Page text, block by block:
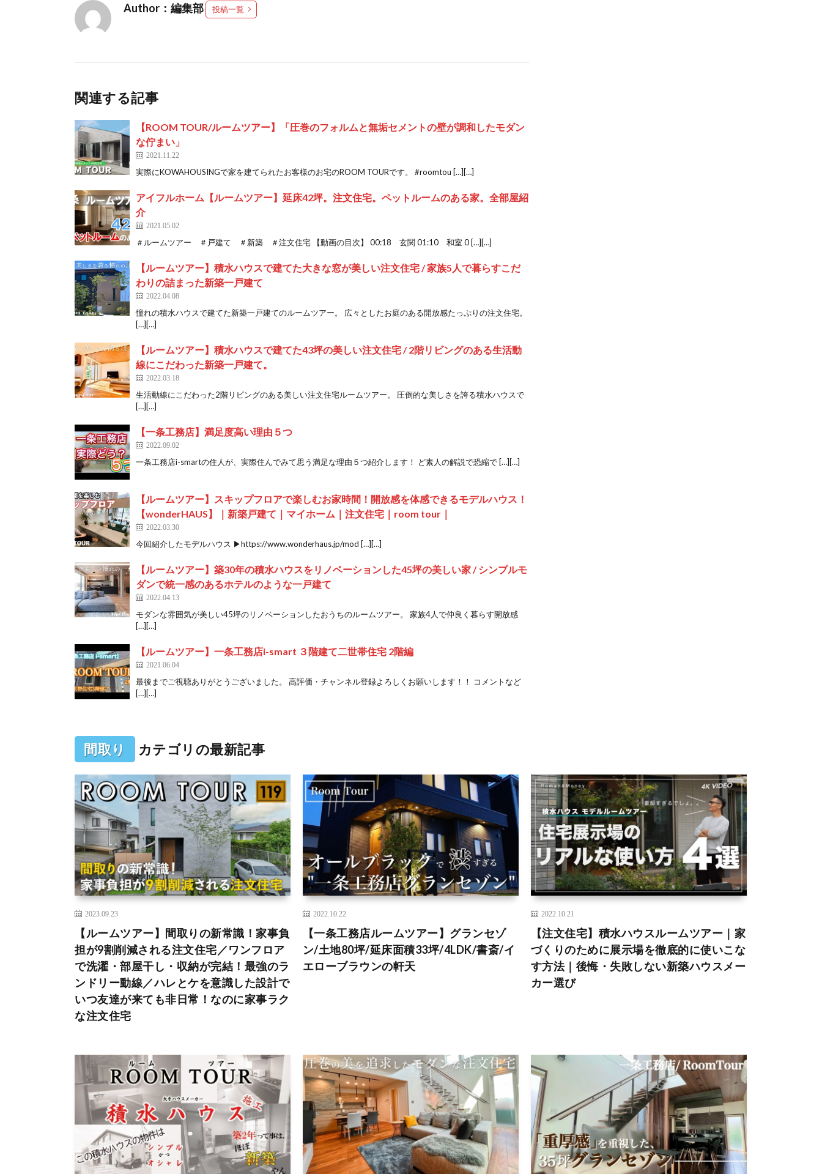
Author：編集部 投稿一覧
関連する記事
【ROOM TOUR/ルームツアー】「圧巻のフォルムと無垢セメントの壁が調和したモダン
な佇まい」
2021.11.22
実際にKOWAHOUSINGで家を建てられたお客様のお宅のROOM TOURです。 #roomtou […][…]
アイフルホーム【ルームツアー】延床42坪。注文住宅。ペットルームのある家。全部屋紹
介
2021.05.02
＃ルームツアー ＃戸建て ＃新築 ＃注文住宅 【動画の目次】 00:18 玄関 01:10 和室 0 […][…]
【ルームツアー】積水ハウスで建てた大きな窓が美しい注文住宅 / 家族5人で暮らすこだ
わりの詰まった新築一戸建て
2022.04.08
憧れの積水ハウスで建てた新築一戸建てのルームツアー。 広々としたお庭のある開放感たっぷりの注文住宅。
[…][…]
【ルームツアー】積水ハウスで建てた43坪の美しい注文住宅 / 2階リビングのある生活動
線にこだわった新築一戸建て。
2022.03.18
生活動線にこだわった2階リビングのある美しい注文住宅ルームツアー。 圧倒的な美しさを誇る積水ハウスで
[…][…]
【一条工務店】満足度高い理由５つ
2022.09.02
一条工務店i-smartの住人が、実際住んでみて思う満足な理由５つ紹介します！ ど素人の解説で恐縮で […][…]
【ルームツアー】スキップフロアで楽しむお家時間！開放感を体感できるモデルハウス！
【wonderHAUS】｜新築戸建て｜マイホーム｜注文住宅｜room tour｜
2022.03.30
今回紹介したモデルハウス ▶https://www.wonderhaus.jp/mod […][…]
【ルームツアー】築30年の積水ハウスをリノベーションした45坪の美しい家 / シンプルモ
ダンで統一感のあるホテルのような一戸建て
2022.04.13
モダンな雰囲気が美しい45坪のリノベーションしたおうちのルームツアー。 家族4人で仲良く暮らす開放感
[…][…]
【ルームツアー】一条工務店i-smart ３階建て二世帯住宅 2階編
2021.06.04
最後までご視聴ありがとうございました。 高評価・チャンネル登録よろしくお願いします！！ コメントなど
[…][…]
間取り カテゴリの最新記事
2023.09.23
【ルームツアー】間取りの新常識！家事負
担が9割削減される注文住宅／ワンフロア
で洗濯・部屋干し・収納が完結！最強のラ
ンドリー動線／ハレとケを意識した設計で
いつ友達が来ても非日常！なのに家事ラク
な注文住宅
2022.10.22
【一条工務店ルームツアー】グランセゾ
ン/土地80坪/延床面積33坪/4LDK/書斎/イ
エローブラウンの軒天
2022.10.21
【注文住宅】積水ハウスルームツアー｜家
づくりのために展示場を徹底的に使いこな
す方法｜後悔・失敗しない新築ハウスメー
カー選び